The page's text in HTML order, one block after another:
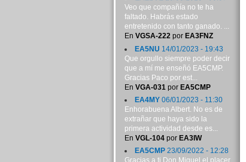
Veo que compañía no te ha
faltado. Habrás estado
entretenido con tanto ganado. ...
En VGSA-222por EA3FNZ
EA5NU 14/01/2023 - 19:43
Que orgullo siempre poder decir
que a mí me enseñó EA5CMP.
Gracias Paco por est...
En VGA-031 por EA5CMP
EA4MY06/01/2023 - 11:30
Enhorabuena Albert. No es de
extrañar que haya sido la
primera actividad desde es...
En VGL-104por EA3IW
EA5CMP23/09/2022 - 12:28